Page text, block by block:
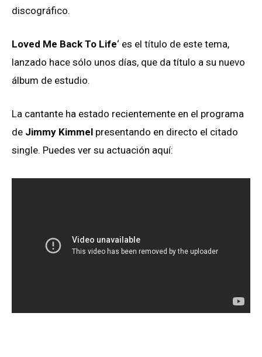
discográfico.
Loved Me Back To Life‘ es el título de este tema,
lanzado hace sólo unos días, que da título a su nuevo
álbum de estudio.
La cantante ha estado recientemente en el programa
de Jimmy Kimmel presentando en directo el citado
single. Puedes ver su actuación aquí: